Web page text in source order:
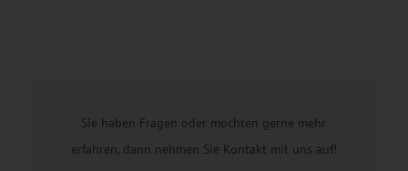
Sie haben Fragen oder möchten gerne mehr
erfahren, dann nehmen Sie Kontakt mit uns auf!